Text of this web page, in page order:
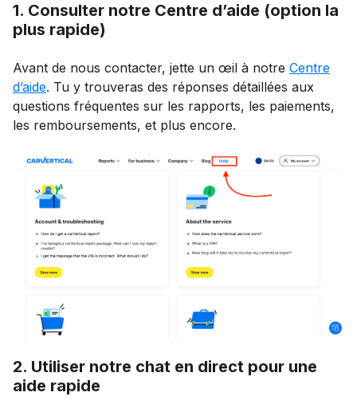
1. Consulter notre Centre d’aide (option la
plus rapide)
Avant de nous contacter, jette un œil à notre Centre
d’aide. Tu y trouveras des réponses détaillées aux
questions fréquentes sur les rapports, les paiements,
les remboursements, et plus encore.
2. Utiliser notre chat en direct pour une
aide rapide